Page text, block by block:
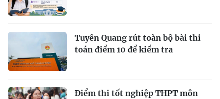
Tuyên Quang rút toàn bộ bài thi
toán điểm 10 để kiểm tra
Điểm thi tốt nghiệp THPT môn